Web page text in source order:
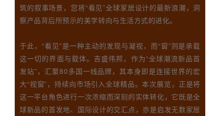
筑的叙事场景，您将“看见”全球家居设计的最新浪潮，洞
察产品背后所预示的美学转向与生活方式的进化。
于此，“看见”是一种主动的发现与凝视，而“窗”则是承载
这一切的界面与载体。吉盛伟邦，作为“全球潮流新品首
发站”，汇聚80多国一线品牌，其本身即是连接世界的宏
大“视窗”，持续向市场引入全球精品。本次展览，正是将
这一平台角色进行一次浓缩而深刻的实体转化，它既是全
球新品的首发地、国际设计的交汇点，亦是启发无数家居